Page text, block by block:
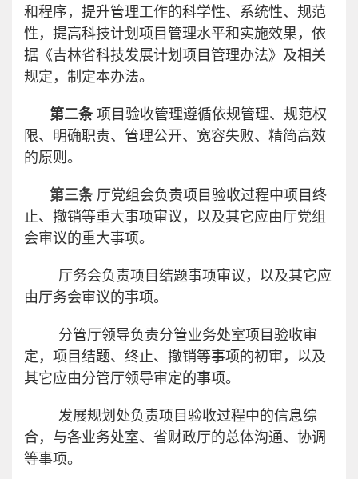
和程序，提升管理工作的科学性、系统性、规范
性，提高科技计划项目管理水平和实施效果，依
据《吉林省科技发展计划项目管理办法》及相关
规定，制定本办法。
第二条 项目验收管理遵循依规管理、规范权
限、明确职责、管理公开、宽容失败、精简高效
的原则。
第三条 厅党组会负责项目验收过程中项目终
止、撤销等重大事项审议，以及其它应由厅党组
会审议的重大事项。
厅务会负责项目结题事项审议，以及其它应
由厅务会审议的事项。
分管厅领导负责分管业务处室项目验收审
定，项目结题、终止、撤销等事项的初审，以及
其它应由分管厅领导审定的事项。
发展规划处负责项目验收过程中的信息综
合，与各业务处室、省财政厅的总体沟通、协调
等事项。